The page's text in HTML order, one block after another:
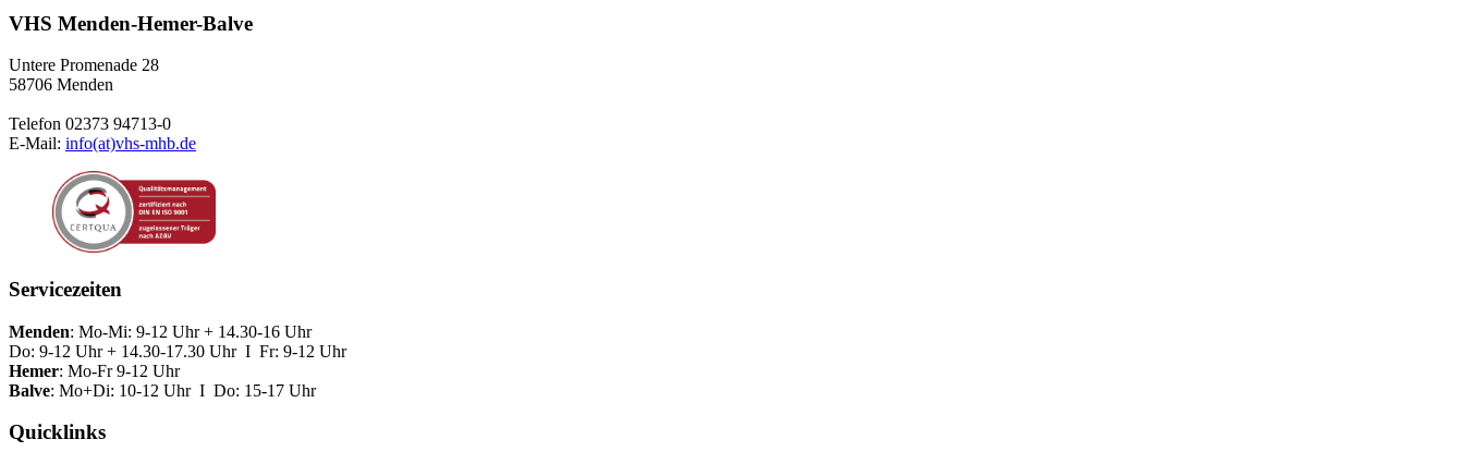
VHS Menden-Hemer-Balve
Untere Promenade 28
58706 Menden
Telefon 02373 94713-0
E-Mail: info(at)vhs-mhb.de
Servicezeiten
Menden: Mo-Mi: 9-12 Uhr + 14.30-16 Uhr
Do: 9-12 Uhr + 14.30-17.30 Uhr I Fr: 9-12 Uhr
Hemer: Mo-Fr 9-12 Uhr
Balve: Mo+Di: 10-12 Uhr I Do: 15-17 Uhr
Quicklinks